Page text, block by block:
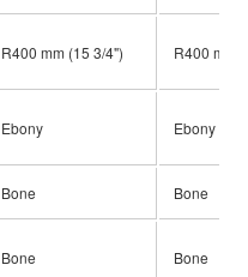
R400 mm (15 3/4") R400 mm
Ebony Ebony
Bone Bone
Bone Bone